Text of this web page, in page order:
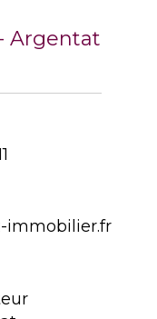
Argentat
immobilier.fr